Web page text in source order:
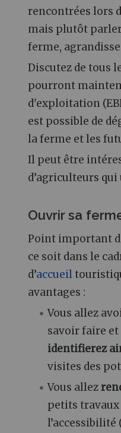
rencontrées lors
mais plutôt parler
ferme,
Discutez de tous
pourront
d'exploitation
est possible de
la ferme et les
Il peut être
d’agriculteurs
Ouvrir sa
Point important
ce soit dans le
d’accueil
avantages :
Vous allez
savoir faire
identifierez
visites des
Vous allez
petits travaux